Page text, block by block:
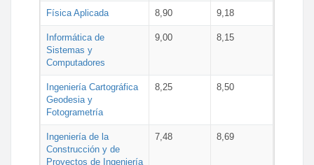
Física Aplicada 8,90 9,18
Informática de
Sistemas y
Computadores
9,00 8,15
Ingeniería Cartográfica
Geodesia y
Fotogrametría
8,25 8,50
Ingeniería de la
Construcción y de
Proyectos de Ingeniería
7,48 8,69